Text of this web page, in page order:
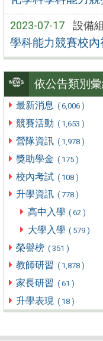
2023-07-17 設備組
學科能力競賽校
依公告類別
最新消息 ( 6,006 )
競賽活動 ( 1,653 )
營隊資訊 ( 1,978 )
獎助學金 ( 175 )
校內考試 ( 108 )
升學資訊 ( 778 )
高中入學 ( 62 )
大學入學 ( 579 )
榮譽榜 ( 351 )
教師研習 ( 1,878 )
家長研習 ( 61 )
升學表現 ( 18 )